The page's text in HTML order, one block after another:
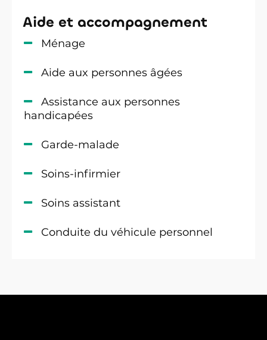
Aide et accompagnement
Ménage
Aide aux personnes âgées
Assistance aux personnes
handicapées
Garde-malade
Soins-infirmier
Soins assistant
Conduite du véhicule personnel